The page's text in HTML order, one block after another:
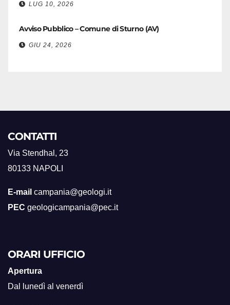
LUG 10, 2026
Avviso Pubblico – Comune di Sturno (AV)
GIU 24, 2026
CONTATTI
Via Stendhal, 23
80133 NAPOLI
E-mail campania@geologi.it
PEC geologicampania@pec.it
ORARI UFFICIO
Apertura
Dal lunedì al venerdì